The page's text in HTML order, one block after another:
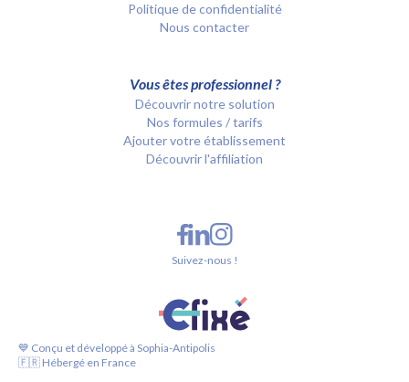
Politique de confidentialité
Nous contacter
Vous êtes professionnel ?
Découvrir notre solution
Nos formules / tarifs
Ajouter votre établissement
Découvrir l'affiliation
💙 Conçu et développé à Sophia-Antipolis
🇫🇷 Hébergé en France
Suivez-nous !